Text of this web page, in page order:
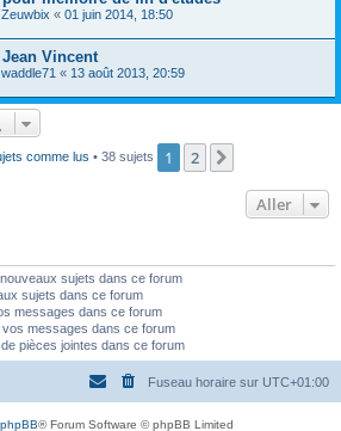
Zeuwbix « 01 juin 2014, 18:50
Vincent
waddle71 « 13 août 2013, 20:59
comme lus • 38 sujets 1 2
Aller
sujets dans ce forum
sujets dans ce forum
messages dans ce forum
messages dans ce forum
pièces jointes dans ce forum
Fuseau horaire sur UTC+01:00
phpBB® Forum Software © phpBB Limited